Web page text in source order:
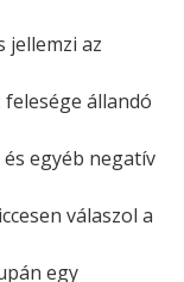
jellemzi az
állandó
egyéb negatív
válaszol a
egy